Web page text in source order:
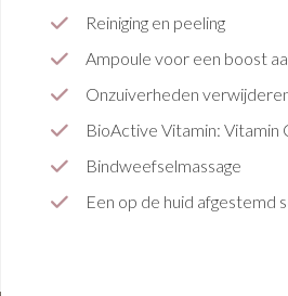
Reiniging en peeling
Ampoule voor een boost
Onzuiverheden
BioActive Vitamin: Vitamin
Bindweefselmassage
Een op de huid afgestemd